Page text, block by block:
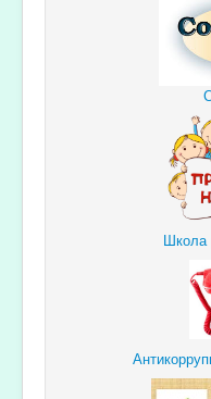
Школа